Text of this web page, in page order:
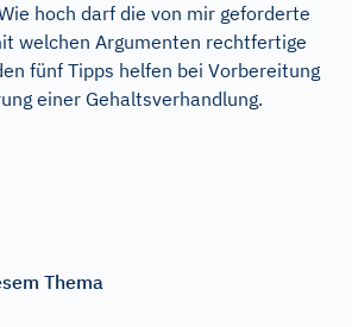
hoch darf die von mir geforderte
welchen Argumenten rechtfertige
fünf Tipps helfen bei Vorbereitung
einer Gehaltsverhandlung.
Thema